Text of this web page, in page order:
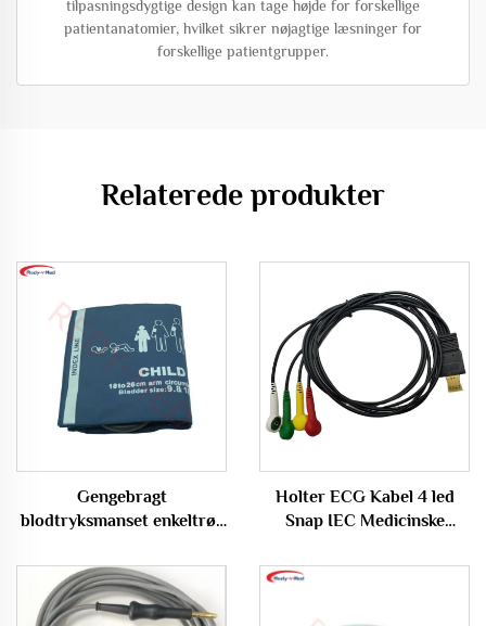
tilpasningsdygtige design kan tage højde for forskellige
patientanatomier, hvilket sikrer nøjagtige læsninger for
forskellige patientgrupper.
Relaterede produkter
Gengebragt
blodtryksmanset enkeltrør
Armomkreds REDY-MED
Holter ECG Kabel 4 led
Snap IEC Medicinske